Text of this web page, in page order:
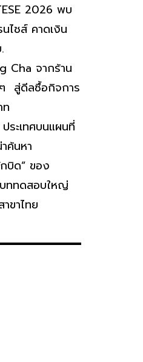
2026 พบ
ไชส์ คาดเงิน
Cha จากร้าน
สู่ดีลซื้อกิจการ
ท
ระเทศบนแผนที่
ค้นหา
บิด” ของ
ททดสอบใหญ่
ขาไทย